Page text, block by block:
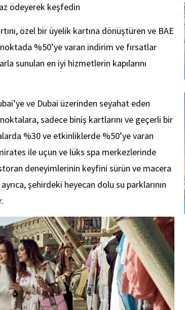
z ödeyerek keşfedin
özel bir üyelik kartına dönüştüren ve BAE
%50’ye varan indirim ve fırsatlar
sunulan en iyi hizmetlerin kapılarını
ve Dubai üzerinden seyahat eden
sadece biniş kartlarını ve geçerli bir
%30 ve etkinliklerde %50’ye varan
ile uçun ve lüks spa merkezlerinde
deneyimlerinin keyfini sürün ve macera
şehirdeki heyecan dolu su parklarının